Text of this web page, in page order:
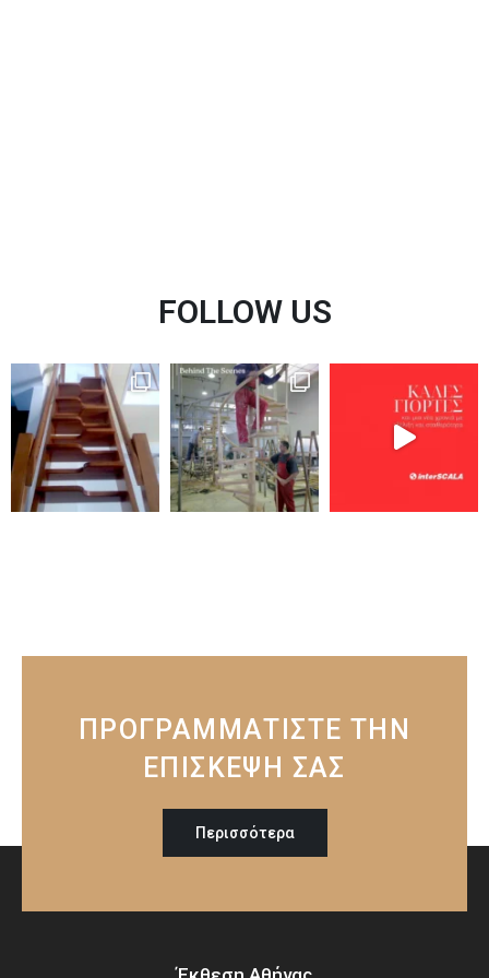
FOLLOW US
ΠΡΟΓΡΑΜΜΑΤΙΣΤΕ ΤΗΝ
ΕΠΙΣΚΕΨΗ ΣΑΣ
Περισσότερα